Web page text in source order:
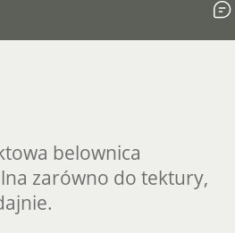
belownica
zarówno do tektury,